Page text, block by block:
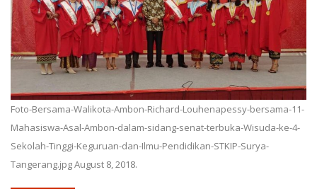
Foto-Bersama-Walikota-Ambon-Richard-Louhenapessy-bersama-11-
Mahasiswa-Asal-Ambon-dalam-sidang-senat-terbuka-Wisuda-ke-4-
Sekolah-Tinggi-Keguruan-dan-Ilmu-Pendidikan-STKIP-Surya-
Tangerang.jpg August 8, 2018.